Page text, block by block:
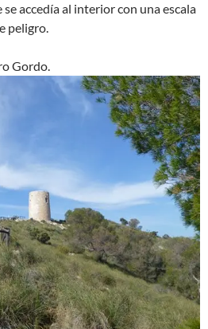
accedía al interior con una escala
peligro.
Gordo.